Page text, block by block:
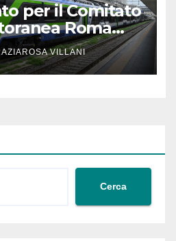
per il Comitato
Roma
VILLANI
Cerca